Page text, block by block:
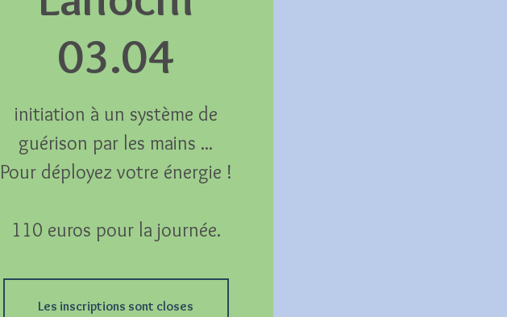
03.04
initiation à un système de
guérison par les mains ...
Pour déployez votre énergie !
110 euros pour la journée.
Les inscriptions sont closes